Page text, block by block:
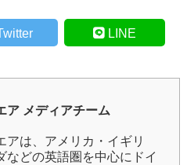
LINE
ア メディアチーム
アは、アメリカ・イギリ
などの英語圏を中心にドイ